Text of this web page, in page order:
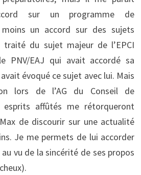
sur un programme de
un accord sur des sujets
traité du sujet majeur de l’EPCI
PNV/EAJ qui avait accordé sa
évoqué ce sujet avec lui. Mais
lors de l’AG du Conseil de
esprits affûtés me rétorqueront
de discourir sur une actualité
Je me permets de lui accorder
vu de la sincérité de ses propos